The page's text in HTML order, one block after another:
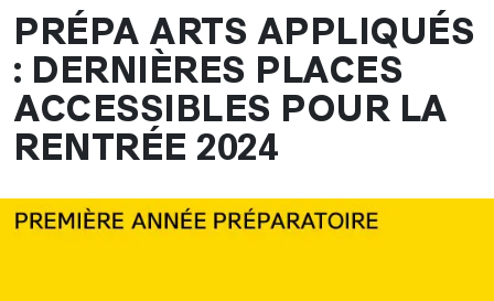
PRÉPA ARTS APPLIQUÉS
: DERNIÈRES PLACES
ACCESSIBLES POUR LA
RENTRÉE 2024